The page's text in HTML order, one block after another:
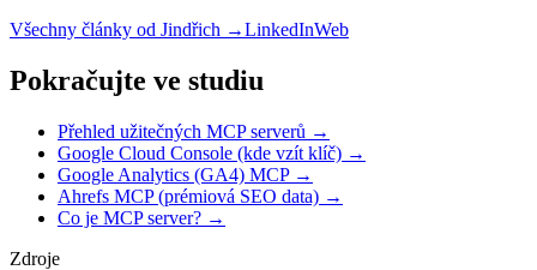
Všechny články od Jindřich →LinkedInWeb
Pokračujte ve studiu
Přehled užitečných MCP serverů →
Google Cloud Console (kde vzít klíč) →
Google Analytics (GA4) MCP→
Ahrefs MCP (prémiová SEO data) →
Co je MCP server? →
Zdroje